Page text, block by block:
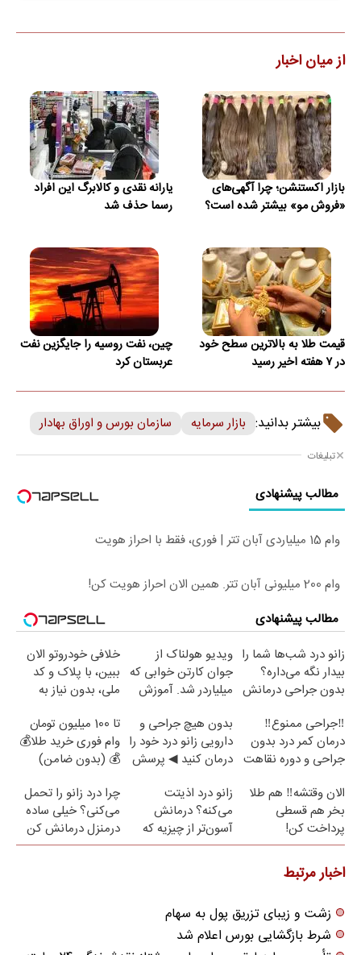
از میان اخبار
بازار اکستنشن؛ چرا آگهی‌های
«فروش مو» بیشتر شده است؟
یارانه نقدی و کالابرگ این افراد
رسما حذف شد
قیمت طلا به بالاترین سطح خود
در ۷ هفته اخیر رسید
چین، نفت روسیه را جایگزین نفت
عربستان کرد
بیشتر بدانید: بازار سرمایه سازمان بورس و اوراق بهادار
تبلیغات
مطالب پیشنهادی
وام 15 میلیاردی آبان تتر | فوری، فقط با احراز هویت
وام 200 میلیونی آبان تتر. همین الان احراز هویت کن!
مطالب پیشنهادی
زانو درد شب‌ها شما را
بیدار نگه می‌داره؟
بدون جراحی درمانش
ویدیو هولناک از
جوان کارتن خوابی که
میلیاردر شد. آموزش
خلافی خودروتو الان
ببین، با پلاک و کد
ملی، بدون نیاز به
‼️جراحی ممنوع‼️
درمان کمر درد بدون
جراحی و دوره نقاهت
بدون هیچ جراحی و
دارویی زانو درد خود را
درمان کنید ◀ پرسش
تا 100 میلیون تومان
وام فوری خرید طلا💰
💰 (بدون ضامن)
الان وقتشه‼️ هم طلا
بخر هم قسطی
پرداخت کن!
زانو درد اذیتت
می‌کنه؟ درمانش
آسون‌تر از چیزیه که
فکر
چرا درد زانو را تحمل
می‌کنی؟ خیلی ساده
درمنزل درمانش کن
اخبار مرتبط
زشت و زیبای تزریق پول به سهام
شرط بازگشایی بورس اعلام شد